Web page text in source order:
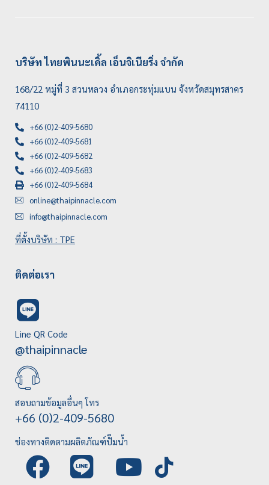
บริษัท ไทยพินนะเคิ้ล เอ็นจิเนียริ่ง จำกัด
168/22 หมู่ที่ 3 สวนหลวง อำเภอกระทุ่มแบน จังหวัดสมุทรสาคร
74110
+66 (0)2-409-5680
+66 (0)2-409-5681
+66 (0)2-409-5682
+66 (0)2-409-5683
+66 (0)2-409-5684
online@thaipinnacle.com
info@thaipinnacle.com
ที่ตั้งบริษัท : TPE
ติดต่อเรา
Line QR Code
@thaipinnacle
สอบถามข้อมูลอื่นๆ โทร
+66 (0)2-409-5680
ช่องทางติดตามผลิตภัณฑ์ปั๊มน้ำ